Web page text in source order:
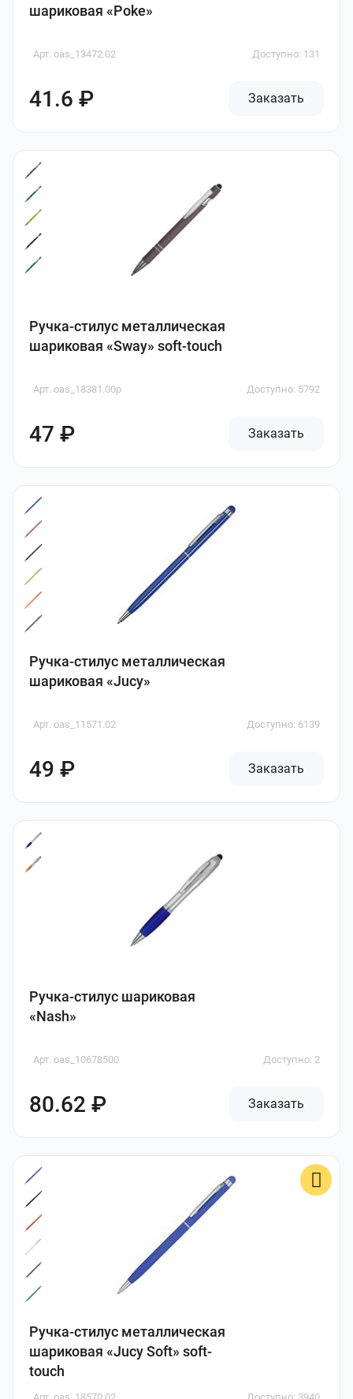
шариковая «Poke»
Арт. oas_13472.02 Доступно: 131
41.6 ₽ Заказать
Ручка-стилус металлическая
шариковая «Sway» soft-touch
Арт. oas_18381.00p Доступно: 5792
47 ₽ Заказать
Ручка-стилус металлическая
шариковая «Jucy»
Арт. oas_11571.02 Доступно: 6139
49 ₽ Заказать
Ручка-стилус шариковая
«Nash»
Арт. oas_10678500 Доступно: 2
80.62 ₽ Заказать
Ручка-стилус металлическая
шариковая «Jucy Soft» soft-
touch